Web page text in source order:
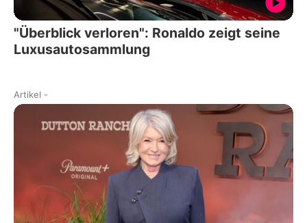
"Überblick verloren": Ronaldo zeigt seine
Luxusautosammlung
Artikel -